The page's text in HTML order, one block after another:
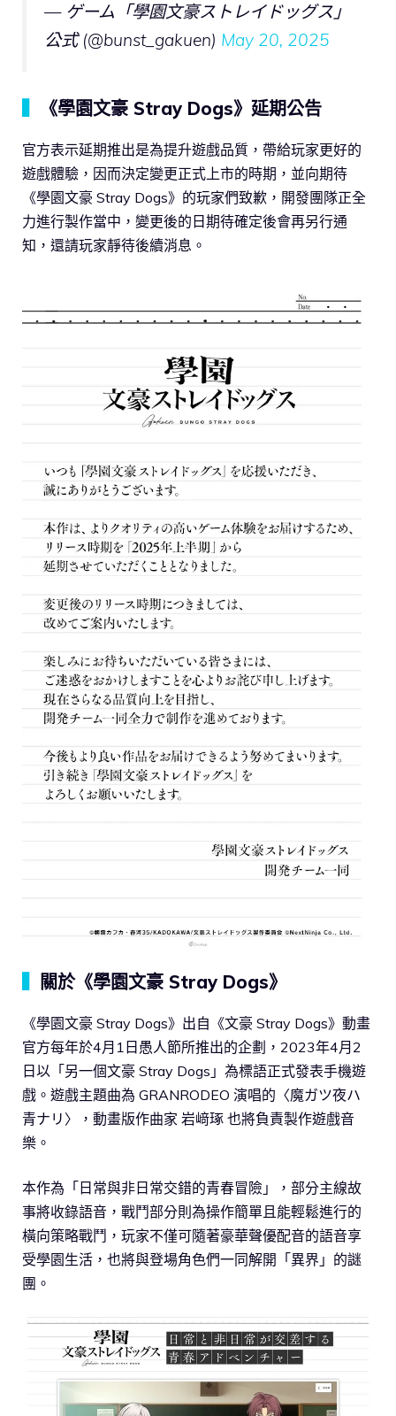
— ゲーム「學園文豪ストレイドッグス」
公式 (@bunst_gakuen) May 20, 2025
《學園文豪 Stray Dogs》延期公告
官方表示延期推出是為提升遊戲品質，帶給玩家更好的
遊戲體驗，因而決定變更正式上市的時期，並向期待
《學園文豪 Stray Dogs》的玩家們致歉，開發團隊正全
力進行製作當中，變更後的日期待確定後會再另行通
知，還請玩家靜待後續消息。
關於《學園文豪 Stray Dogs》
《學園文豪 Stray Dogs》出自《文豪 Stray Dogs》動畫
官方每年於4月1日愚人節所推出的企劃，2023年4月2
日以「另一個文豪 Stray Dogs」為標語正式發表手機遊
戲。遊戲主題曲為 GRANRODEO 演唱的〈魔ガツ夜ハ
青ナリ〉，動畫版作曲家 岩﨑琢 也將負責製作遊戲音
樂。
本作為「日常與非日常交錯的青春冒險」，部分主線故
事將收錄語音，戰鬥部分則為操作簡單且能輕鬆進行的
橫向策略戰鬥，玩家不僅可隨著豪華聲優配音的語音享
受學園生活，也將與登場角色們一同解開「異界」的謎
團。